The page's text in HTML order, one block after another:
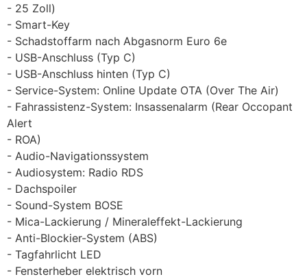
25 Zoll)
Smart-Key
Schadstoffarm nach Abgasnorm Euro 6e
USB-Anschluss (Typ C)
USB-Anschluss hinten (Typ C)
Service-System: Online Update OTA (Over The Air)
Fahrassistenz-System: Insassenalarm (Rear Occopant
Alert
ROA)
Audio-Navigationssystem
Audiosystem: Radio RDS
Dachspoiler
Sound-System BOSE
Mica-Lackierung / Mineraleffekt-Lackierung
Anti-Blockier-System (ABS)
Tagfahrlicht LED
Fensterheber elektrisch vorn